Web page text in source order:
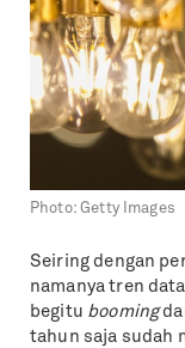
Photo:Getty Images
Seiring dengan
namanya tren
begitu booming
tahun saja sudah